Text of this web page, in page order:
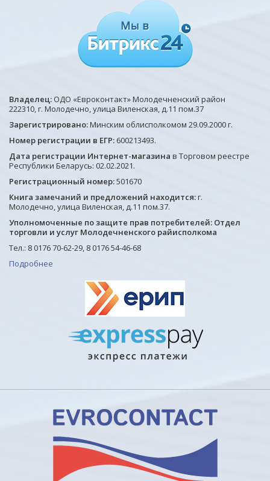
Владелец: ОДО «Евроконтакт» Молодечненский район
222310, г. Молодечно, улица Виленская, д.11 пом.37
Зарегистрировано:Минским облисполкомом 29.09.2000 г.
Номер регистрации в ЕГР: 600213493.
Дата регистрации Интернет-магазина в Торговом реестре
Республики Беларусь: 02.02.2021.
Регистрационный номер:501670
Книга замечаний и предложений находится:г.
Молодечно, улица Виленская, д.11 пом.37.
Уполномоченные по защите прав потребителей: Отдел
торговли и услуг Молодечненского райисполкома
Тел.: 8 0176 70-62-29, 8 0176 54-46-68
Подробнее